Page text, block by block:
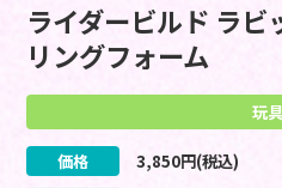
ライダービルド ラビ
リングフォーム
玩具
価格 3,850円(税込)